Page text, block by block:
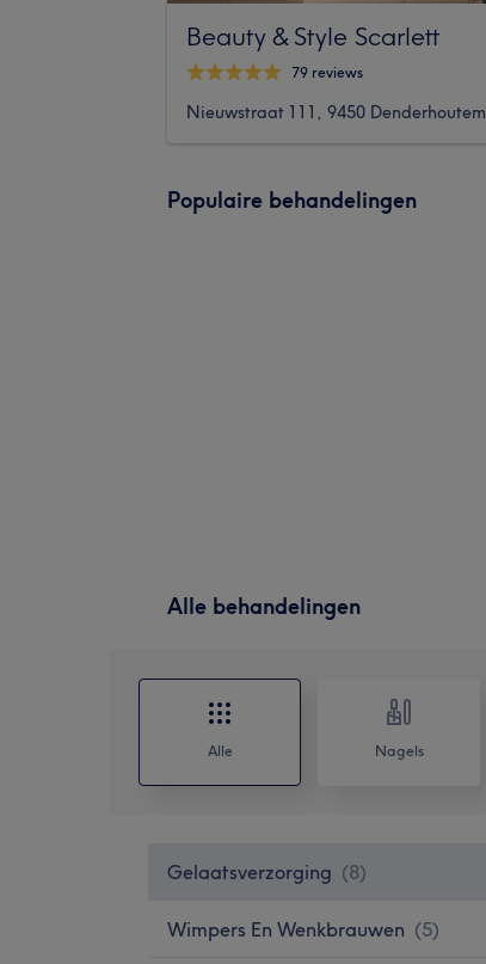
Beauty & Style Scarlett
79 reviews
Nieuwstraat 111, 9450 Denderhoutem
Populaire behandelingen
Alle behandelingen
Alle Nagels
Gelaatsverzorging (8)
Wimpers En Wenkbrauwen (5)